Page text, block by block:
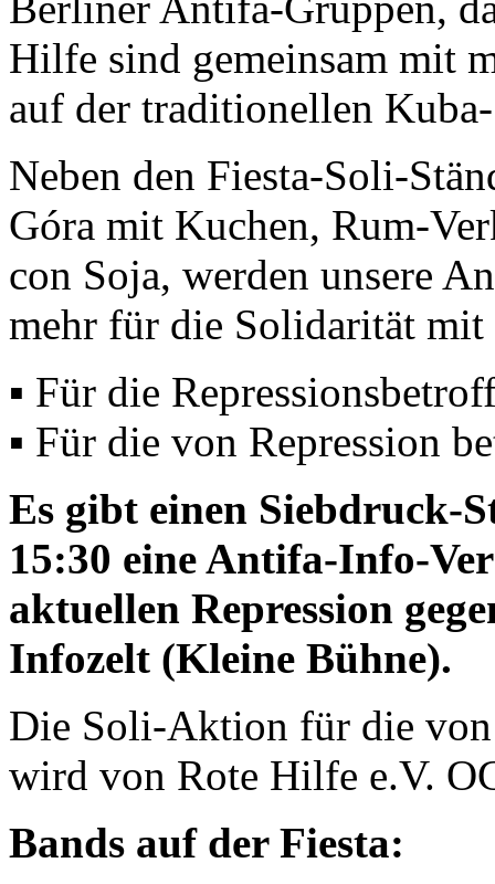
Hilfe sind gemeinsam mit
auf der traditionellen
Neben den Fiesta-Soli-
Góra mit Kuchen, Rum-
con Soja, werden unsere
mehr für die Solidarität
▪️ Für die
▪️ Für die von Repression
Es gibt einen Siebdruck-
15:30 eine Antifa-Info-
aktuellen Repression
Infozelt (Kleine Bühne).
Die Soli-Aktion für die von
wird von Rote Hilfe e.V.
Bands auf der Fiesta: